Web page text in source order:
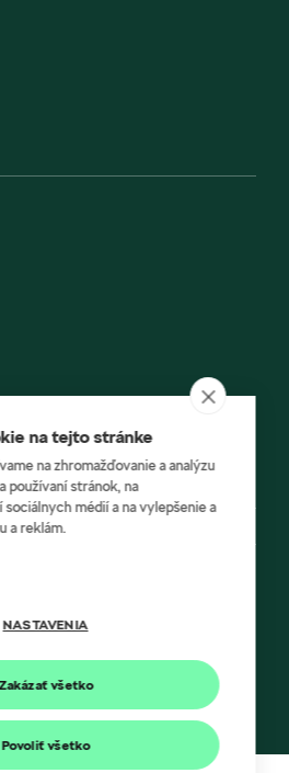
s.r.o.
na tejto stránke
na zhromažďovanie a analýzu
používaní stránok, na
médií a na vylepšenie a
a reklám.
NASTAVENIA
všetko
Povoliť všetko